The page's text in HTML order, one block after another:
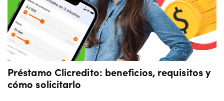
Préstamo Clicredito: beneficios, requisitos y
cómo solicitarlo